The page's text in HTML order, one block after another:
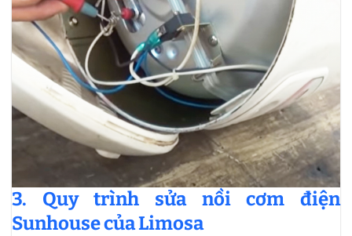
3. Quy trình sửa nồi cơm điện
Sunhouse của Limosa